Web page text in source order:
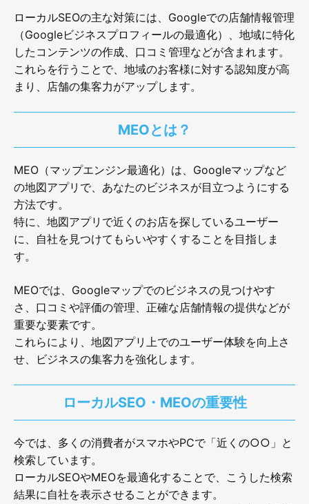
ローカルSEOの主な対策には、Googleでの店舗情報管理
（Googleビジネスプロフィールの最適化）、地域に特化
したコンテンツの作成、口コミ管理などが含まれます。
これらを行うことで、地域のお客様に対する認知度が高
まり、店舗の集客力がアップします。
MEOとは？
MEO（マップエンジン最適化）は、Googleマップなど
の地図アプリで、あなたのビジネスが目立つようにする
方法です。
特に、地図アプリで近くのお店を探しているユーザー
に、自社を見つけてもらいやすくすることを目指しま
す。
MEOでは、Googleマップでのビジネスの見つけやす
さ、口コミや評価の管理、正確な店舗情報の提供などが
重要な要素です。
これらにより、地図アプリ上でのユーザー体験を向上さ
せ、ビジネスの集客力を強化します。
ローカルSEO・MEOの重要性
今では、多くの消費者がスマホやPCで「近くの○○」と
検索しています。
ローカルSEOやMEOを最適化することで、こうした検索
結果に自社を表示させることができます。